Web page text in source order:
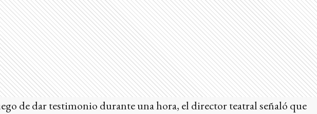
de dar testimonio durante una hora, el director teatral señaló que